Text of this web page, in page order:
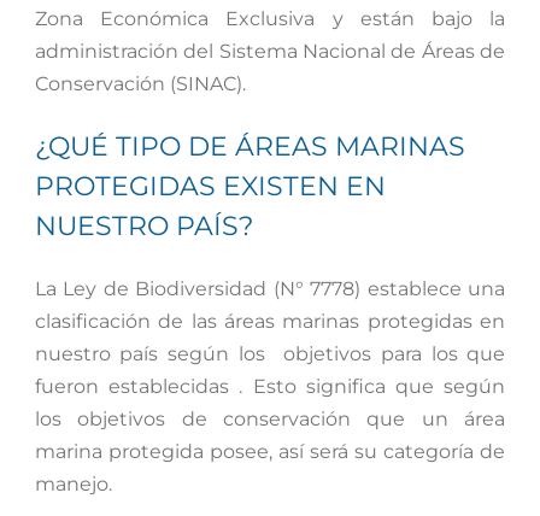
Zona Económica Exclusiva y están bajo la
administración del Sistema Nacional de Áreas de
Conservación (SINAC).
¿QUÉ TIPO DE ÁREAS MARINAS
PROTEGIDAS EXISTEN EN
NUESTRO PAÍS?
La Ley de Biodiversidad (N° 7778) establece una
clasificación de las áreas marinas protegidas en
nuestro país según los
objetivos para los que
fueron establecidas . Esto significa que según
los objetivos de conservación que un área
marina protegida posee, así será su categoría de
manejo.